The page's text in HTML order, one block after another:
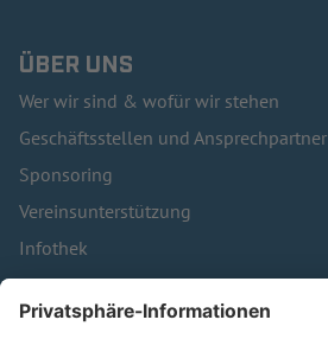
ÜBER UNS
Wer wir sind & wofür wir stehen
Geschäftsstellen und Ansprechpartner
Sponsoring
Vereinsunterstützung
Infothek
Kontakt